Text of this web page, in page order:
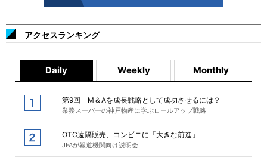
アクセスランキング
Daily Weekly Monthly
第9回 M＆Aを成長戦略として成功させるには？
業務スーパーの神戸物産に学ぶロールアップ戦略
OTC遠隔販売、コンビニに「大きな前進」
JFAが報道機関向け説明会